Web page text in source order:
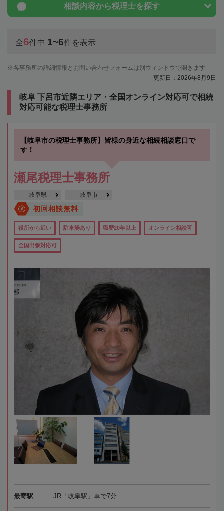
相談内容から税理士を探す
全6件中 1~6件を表示
各事務所の詳細情報とお問い合わせフォームは別ウィンドウで開きます
更新日：2026年8月9日
岐阜 下呂市近隣エリア・全国オンライン対応可で相続
対応可能な税理士事務所
【岐阜市の税理士事務所】皆様の身近な相続相談窓口で
す！
瀬尾税理士事務所
岐阜県 岐阜市
初回相談無料
役所から近い 駐車場あり 職歴20年以上 オンライン相談可
全国出張対応可
最寄駅 JR「岐阜駅」車で7分